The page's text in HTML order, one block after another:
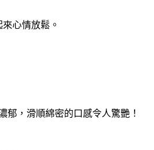
心情放鬆。
郁，滑順綿密的口感令人驚艷！